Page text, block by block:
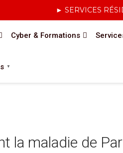
► SERVICES
Cyber & Formations
▼
la maladie de